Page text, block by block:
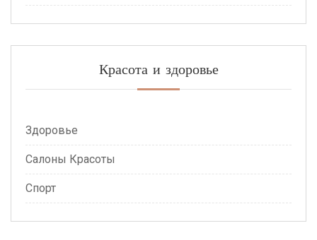
Красота и здоровье
Здоровье
Салоны Красоты
Спорт